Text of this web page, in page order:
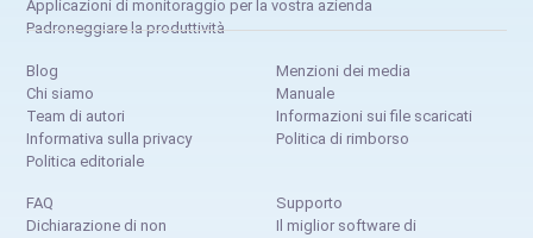
Applicazioni di monitoraggio per la vostra azienda
Padroneggiare la produttività
Blog
Chi siamo
Team di autori
Informativa sulla privacy
Politica editoriale
Menzioni dei media
Manuale
Informazioni sui file scaricati
Politica di rimborso
FAQ
Dichiarazione di non
Supporto
Il miglior software di